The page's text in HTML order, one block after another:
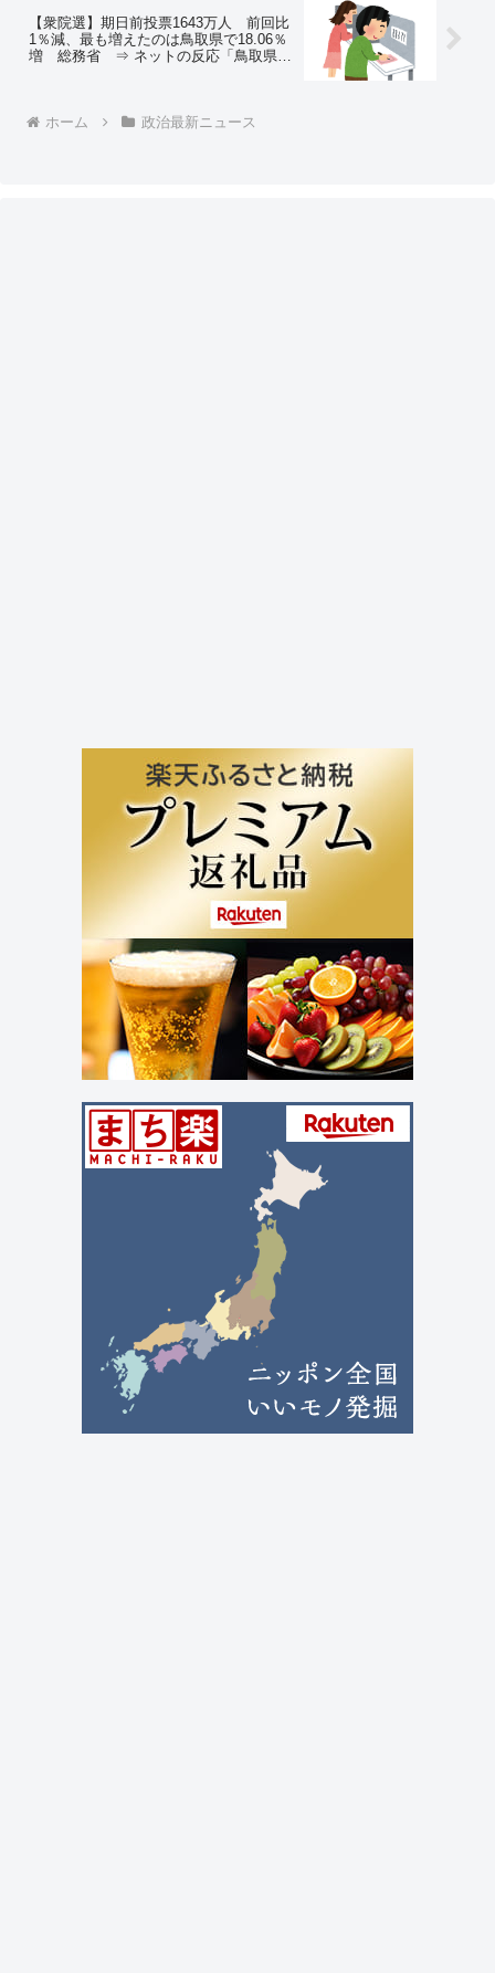
【衆院選】期日前投票1643万人 前回比
1％減、最も増えたのは鳥取県で18.06％
増 総務省 ⇒ ネットの反応「鳥取県は
ホーム 政治最新ニュース